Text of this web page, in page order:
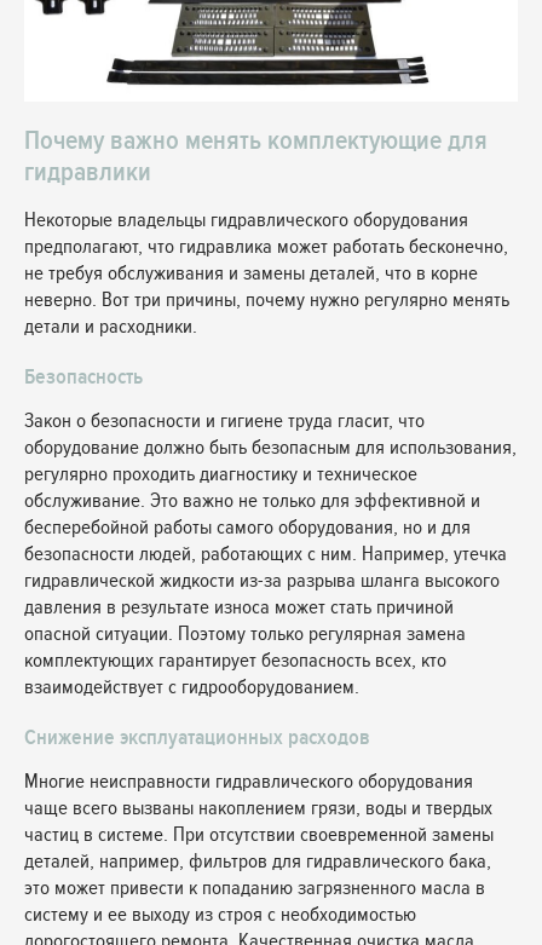
Почему важно менять комплектующие для
гидравлики
Некоторые владельцы гидравлического оборудования
предполагают, что гидравлика может работать бесконечно,
не требуя обслуживания и замены деталей, что в корне
неверно. Вот три причины, почему нужно регулярно менять
детали и расходники.
Безопасность
Закон о безопасности и гигиене труда гласит, что
оборудование должно быть безопасным для использования,
регулярно проходить диагностику и техническое
обслуживание. Это важно не только для эффективной и
бесперебойной работы самого оборудования, но и для
безопасности людей, работающих с ним. Например, утечка
гидравлической жидкости из-за разрыва шланга высокого
давления в результате износа может стать причиной
опасной ситуации. Поэтому только регулярная замена
комплектующих гарантирует безопасность всех, кто
взаимодействует с гидрооборудованием.
Снижение эксплуатационных расходов
Многие неисправности гидравлического оборудования
чаще всего вызваны накоплением грязи, воды и твердых
частиц в системе. При отсутствии своевременной замены
деталей, например, фильтров для гидравлического бака,
это может привести к попаданию загрязненного масла в
систему и ее выходу из строя с необходимостью